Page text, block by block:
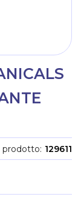
prodotto 129611